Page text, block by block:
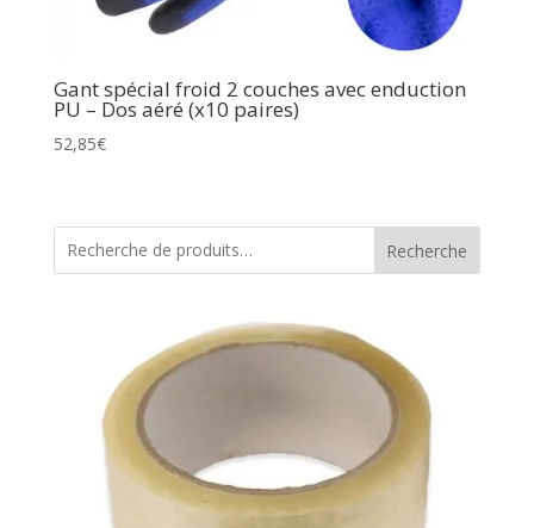
Gant spécial froid 2 couches avec enduction
PU – Dos aéré (x10 paires)
52,85€
Recherche